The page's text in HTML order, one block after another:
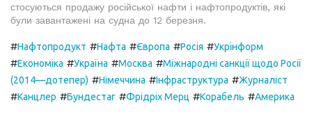
стосуються продажу російської нафти і нафтопродуктів, які
були завантажені на судна до 12 березня.
#Нафтопродукт #Нафта #Європа #Росія #Укрінформ
#Економіка #Україна #Москва #Міжнародні санкції щодо Росії
(2014—дотепер) #Німеччина #Інфраструктура #Журналіст
#Канцлер #Бундестаг #Фрідріх Мерц #Корабель #Америка